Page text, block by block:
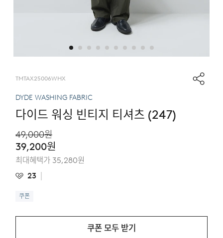
TMTAX25006WHX
DYDE WASHING FABRIC
다이드 워싱 빈티지 티셔츠 (247)
39,200원
49,000원
최대혜택가 35,280원
23
쿠폰
쿠폰 모두 받기